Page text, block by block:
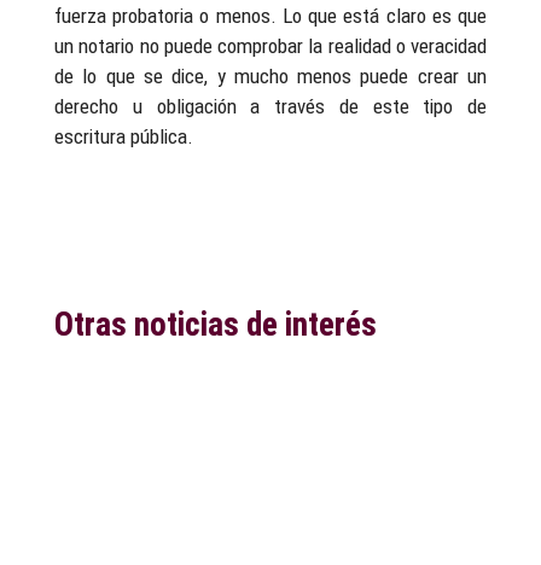
fuerza probatoria o menos. Lo que está claro es que
un notario no puede comprobar la realidad o veracidad
de lo que se dice, y mucho menos puede crear un
derecho u obligación a través de este tipo de
escritura pública.
Otras noticias de interés